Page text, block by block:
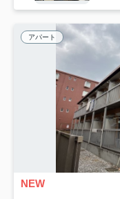
アパート
NEW